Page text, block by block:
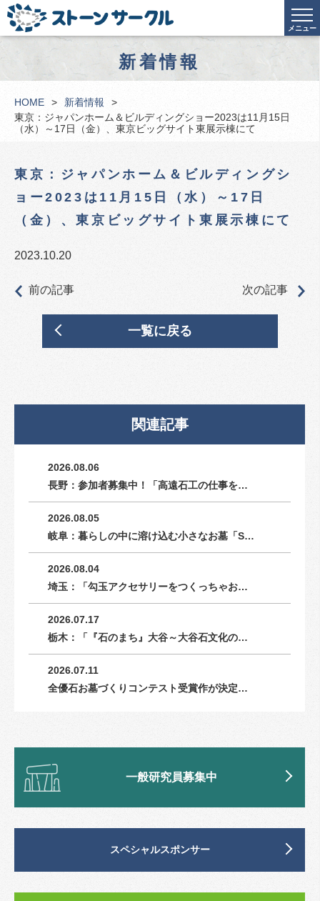
メニュー
新着情報
HOME
新着情報
東京：ジャパンホーム＆ビルディングショー2023は11月15日
（水）～17日（金）、東京ビッグサイト東展示棟にて
東京：ジャパンホーム＆ビルディングシ
ョー2023は11月15日（水）～17日
（金）、東京ビッグサイト東展示棟にて
2023.10.20
前の記事 次の記事
一覧に戻る
関連記事
2026.08.06
長野：参加者募集中！「高遠石工の仕事を…
2026.08.05
岐阜：暮らしの中に溶け込む小さなお墓「S…
2026.08.04
埼玉：「勾玉アクセサリーをつくっちゃお…
2026.07.17
栃木：「『石のまち』大谷～大谷石文化の…
2026.07.11
全優石お墓づくりコンテスト受賞作が決定…
一般研究員募集中
スペシャルスポンサー